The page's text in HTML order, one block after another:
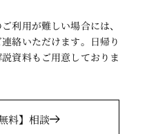
利用が難しい場合には、
絡いただけます。日帰り
資料もご用意しておりま
無料】相談